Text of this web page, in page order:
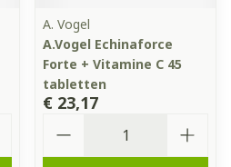
A. Vogel
A.Vogel Echinaforce
Forte + Vitamine C 45
tabletten
€ 23,17